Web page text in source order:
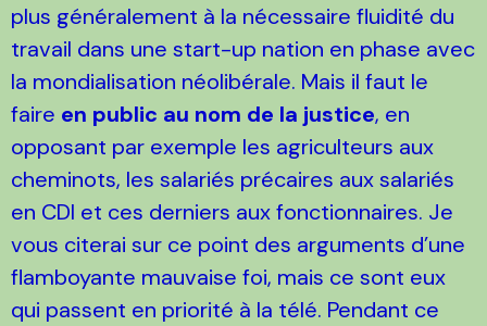
plus généralement à la nécessaire fluidité du
travail dans une start-up nation en phase avec
la mondialisation néolibérale. Mais il faut le
faire en public au nom de la justice, en
opposant par exemple les agriculteurs aux
cheminots, les salariés précaires aux salariés
en CDI et ces derniers aux fonctionnaires. Je
vous citerai sur ce point des arguments d’une
flamboyante mauvaise foi, mais ce sont eux
qui passent en priorité à la télé. Pendant ce